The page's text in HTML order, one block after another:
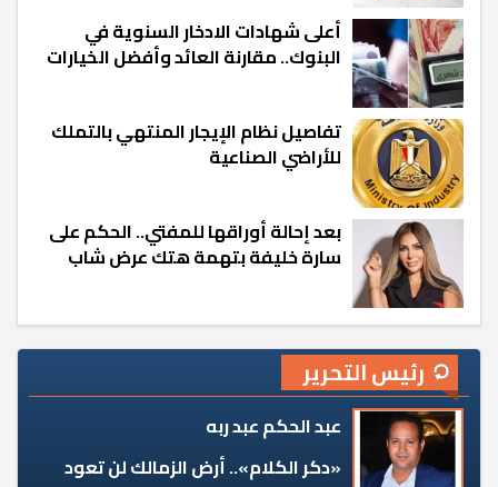
أعلى شهادات الادخار السنوية في
البنوك.. مقارنة العائد وأفضل الخيارات
تفاصيل نظام الإيجار المنتهي بالتملك
للأراضي الصناعية
بعد إحالة أوراقها للمفتي.. الحكم على
سارة خليفة بتهمة هتك عرض شاب
رئيس التحرير
عبد الحكم عبد ربه
«دكر الكلام».. أرض الزمالك لن تعود